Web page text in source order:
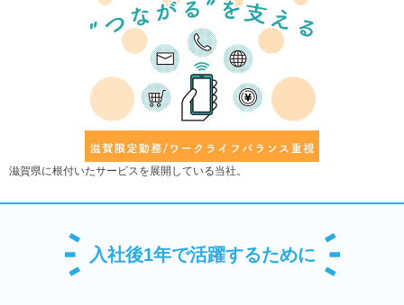
滋賀県に根付いたサービスを展開している当社。
入社後1年で活躍するために